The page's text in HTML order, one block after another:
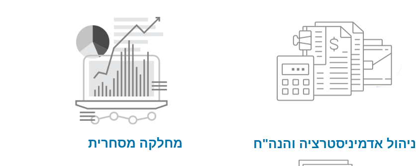
ניהול אדמיניסטרציה והנה"ח מחלקה מסחרית